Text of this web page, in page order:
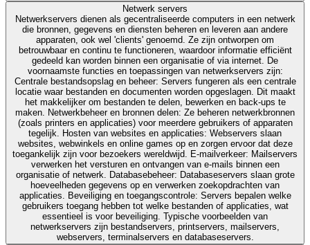
Netwerk servers
Netwerkservers dienen als gecentraliseerde computers in een netwerk
die bronnen, gegevens en diensten beheren en leveren aan andere
apparaten, ook wel 'clients' genoemd. Ze zijn ontworpen om
betrouwbaar en continu te functioneren, waardoor informatie efficiënt
gedeeld kan worden binnen een organisatie of via internet. De
voornaamste functies en toepassingen van netwerkservers zijn:
Centrale bestandsopslag en beheer: Servers fungeren als een centrale
locatie waar bestanden en documenten worden opgeslagen. Dit maakt
het makkelijker om bestanden te delen, bewerken en back-ups te
maken. Netwerkbeheer en bronnen delen: Ze beheren netwerkbronnen
(zoals printers en applicaties) voor meerdere gebruikers of apparaten
tegelijk. Hosten van websites en applicaties: Webservers slaan
websites, webwinkels en online games op en zorgen ervoor dat deze
toegankelijk zijn voor bezoekers wereldwijd. E-mailverkeer: Mailservers
verwerken het versturen en ontvangen van e-mails binnen een
organisatie of netwerk. Databasebeheer: Databaseservers slaan grote
hoeveelheden gegevens op en verwerken zoekopdrachten van
applicaties. Beveiliging en toegangscontrole: Servers bepalen welke
gebruikers toegang hebben tot welke bestanden of applicaties, wat
essentieel is voor beveiliging. Typische voorbeelden van
netwerkservers zijn bestandservers, printservers, mailservers,
webservers, terminalservers en databaseservers.